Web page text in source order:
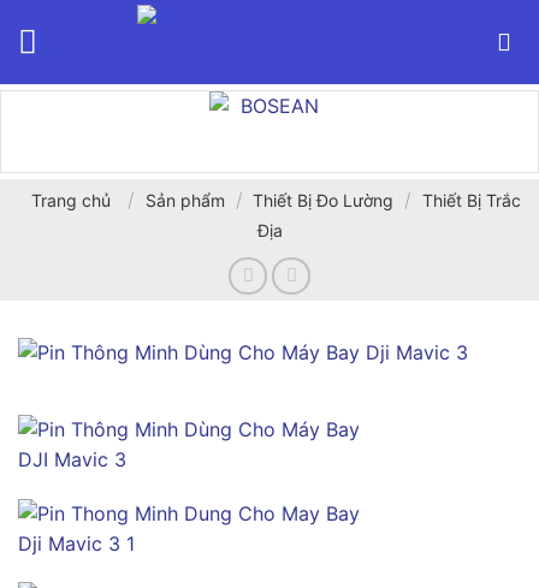
Trang chủ / Sản phẩm / Thiết Bị Đo Lường / Thiết Bị Trắc
Địa